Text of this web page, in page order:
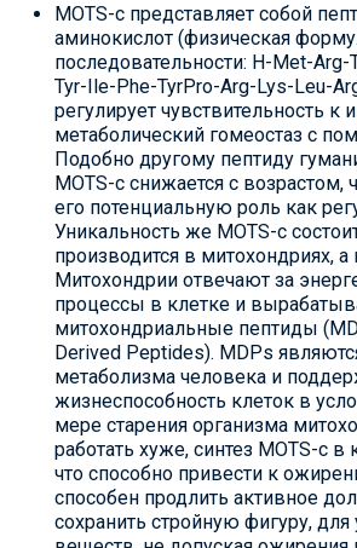
MOTS-c представляет собой
аминокислот (физическая
последовательности: H-Met-Arg-
Tyr-Ile-Phe-TyrPro-Arg-Lys-Leu-
регулирует чувствительность к
метаболический гомеостаз с
Подобно другому пептиду
MOTS-c снижается с возрастом,
его потенциальную роль как
Уникальность же MOTS-c
производится в митохондриях, а
Митохондрии отвечают за
процессы в клетке и
митохондриальные пептиды
Derived Peptides). MDPs
метаболизма человека и
жизнеспособность клеток в
мере старения организма
работать хуже, синтез MOTS-c в
что способно привести к
способен продлить активное
сохранить стройную фигуру,